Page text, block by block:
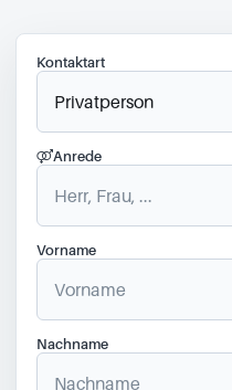
Kontaktart
Anrede
Vorname
Nachname